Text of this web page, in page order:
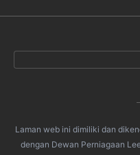
Laman web ini dimiliki dan
dengan Dewan Perniagaan